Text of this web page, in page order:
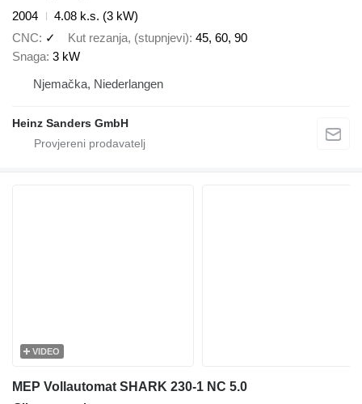
2004
4.08 k.s. (3 kW)
CNC
✓ Kut rezanja, (stupnjevi) 45, 60, 90
Snaga 3 kW
Njemačka, Niederlangen
Heinz Sanders GmbH
VIDEO
MEP Vollautomat SHARK 230-1 NC 5.0